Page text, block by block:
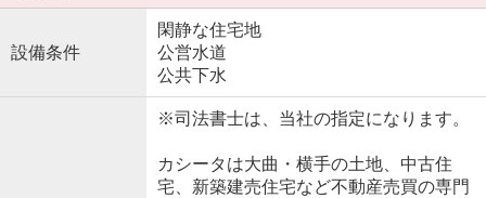
設備条件
閑静な住宅地
公営水道
公共下水
※司法書士は、当社の指定になります。
カシータは大曲・横手の土地、中古住
宅、新築建売住宅など不動産売買の専門